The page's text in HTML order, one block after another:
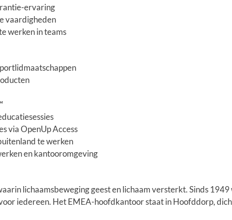
ervaring
vaardigheden
werken in teams
via OpenUp Access
te werken
en kantooromgeving
lichaamsbeweging geest en lichaam versterkt. Sinds
iedereen. Het EMEA-hoofdkantoor staat in Hoofddorp,